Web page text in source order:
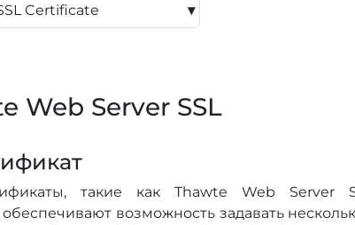
▾
Web Server SSL
такие как Thawte Web Server
возможность задавать